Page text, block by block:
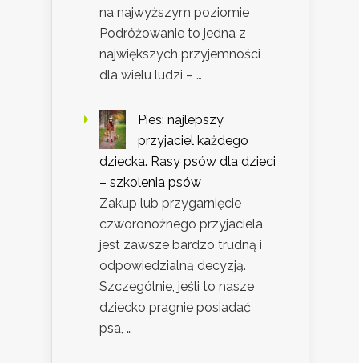
na najwyższym poziomie
Podróżowanie to jedna z
największych przyjemności
dla wielu ludzi – …
Pies: najlepszy
przyjaciel każdego
dziecka. Rasy psów dla dzieci
– szkolenia psów
Zakup lub przygarnięcie
czworonożnego przyjaciela
jest zawsze bardzo trudną i
odpowiedzialną decyzją.
Szczególnie, jeśli to nasze
dziecko pragnie posiadać
psa, …